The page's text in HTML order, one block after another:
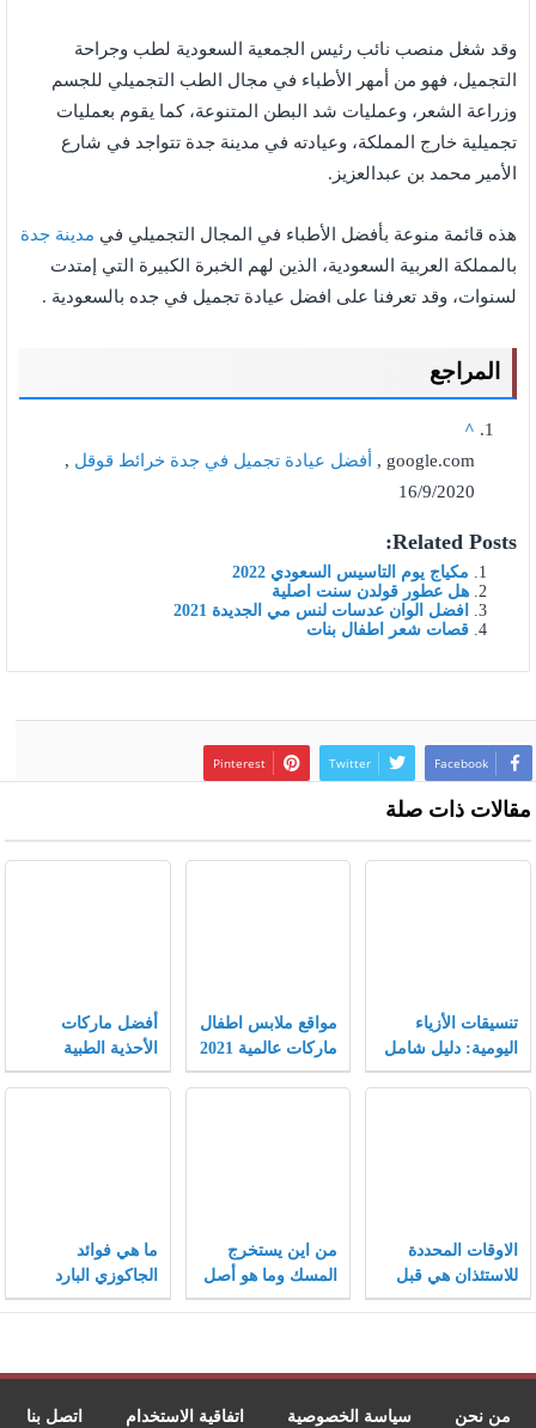
وقد شغل منصب نائب رئيس الجمعية السعودية لطب وجراحة
التجميل، فهو من أمهر الأطباء في مجال الطب التجميلي للجسم
وزراعة الشعر، وعمليات شد البطن المتنوعة، كما يقوم بعمليات
تجميلية خارج المملكة، وعيادته في مدينة جدة تتواجد في شارع
الأمير محمد بن عبدالعزيز.
هذه قائمة منوعة بأفضل الأطباء في المجال التجميلي في مدينة جدة
بالمملكة العربية السعودية، الذين لهم الخبرة الكبيرة التي إمتدت
لسنوات، وقد تعرفنا على افضل عيادة تجميل في جده بالسعودية .
المراجع
^
google.com ,
أفضل عيادة تجميل في جدة خرائط قوقل ,
16/9/2020
Related Posts:
مكياج يوم التاسيس السعودي 2022
هل عطور قولدن سنت اصلية
افضل الوان عدسات لنس مي الجديدة 2021
قصات شعر اطفال بنات
Facebook
Twitter
Pinterest
مقالات ذات صلة
تنسيقات الأزياء
اليومية: دليل شامل
يجمع بين الراحة
مواقع ملابس اطفال
ماركات عالمية 2021
أفضل ماركات
الأحذية الطبية
النسائية
الاوقات المحددة
للاستئذان هي قبل
صلاة الفجر وبعد
من اين يستخرج
المسك وما هو أصل
تسميته وما هي
ما هي فوائد
الجاكوزي البارد
من نحن سياسة الخصوصية اتفاقية الاستخدام اتصل بنا